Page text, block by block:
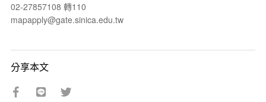
02-27857108 轉110
mapapply@gate.sinica.edu.tw
分享本文